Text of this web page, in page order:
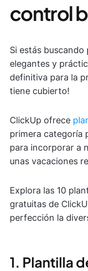
control
Si estás
elegantes y
definitiva para la
tiene cubierto!
ClickUp ofrece
primera categoría
para incorporar a
unas vacaciones
Explora las 10
gratuitas de
perfección la
1. Plantilla